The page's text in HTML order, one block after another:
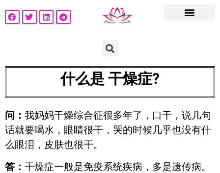
什么是 干燥症?
问： 我妈妈干燥综合征很多年了，口干，说几句
话就要喝水，眼睛很干，哭的时候几乎也没有什
么眼泪，皮肤也很干。
答： 干燥症一般是免疫系统疾病，多是遗传病。